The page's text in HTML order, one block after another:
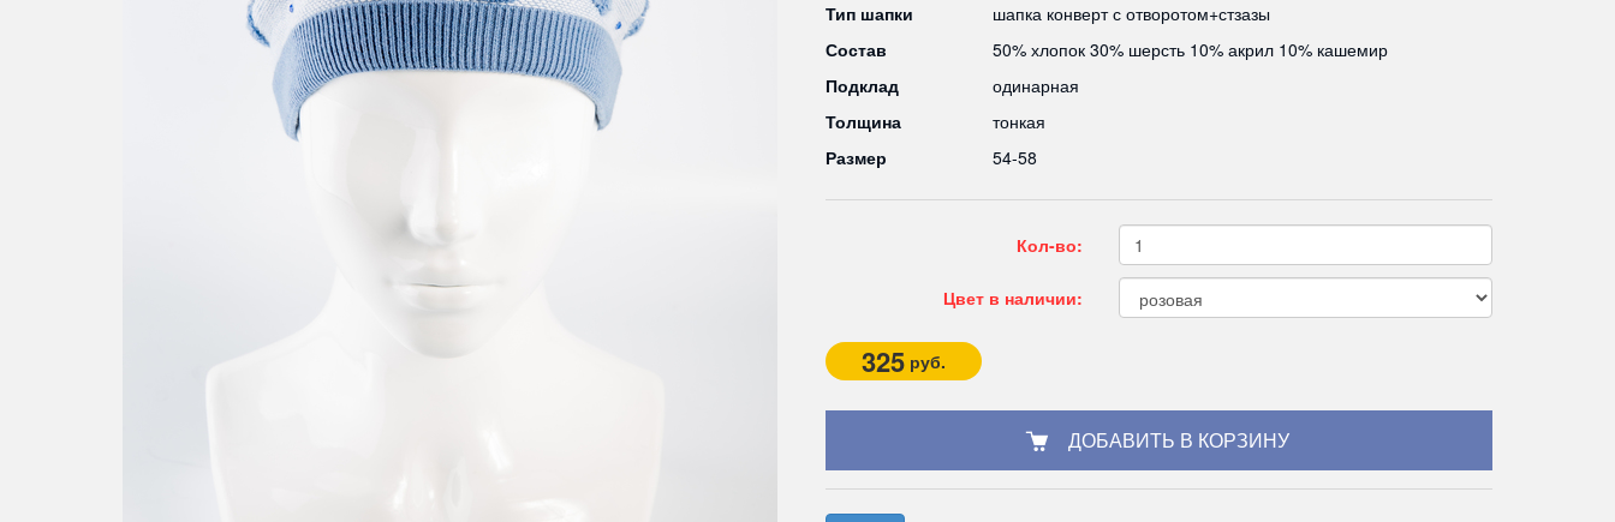
Тип шапки
шапка конверт с отворотом+стзазы
Состав
50% хлопок 30% шерсть 10% акрил 10% кашемир
Подклад
одинарная
Толщина
тонкая
Размер
54-58
Кол-во:
Цвет в наличии:
325 руб.